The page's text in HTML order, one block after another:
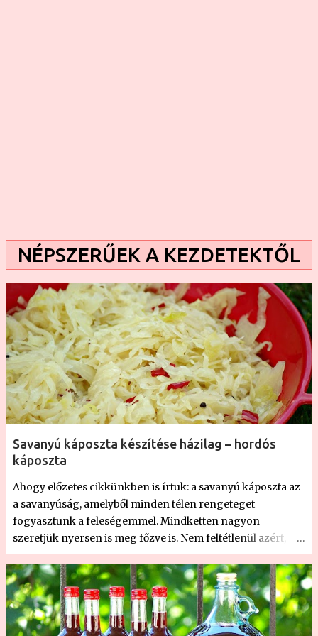
NÉPSZERŰEK A KEZDETEKTŐL
Savanyú káposzta készítése házilag – hordós
káposzta
Ahogy előzetes cikkünkben is írtuk: a savanyú káposzta az
a savanyúság, amelyből minden télen rengeteget
fogyasztunk a feleségemmel. Mindketten nagyon
szeretjük nyersen is meg főzve is. Nem feltétlenül azért,
mert egészséges, mert jóval előbb szerettük, mint hogy
tudtuk volna róla, mennyire egészséges. A bolti változat
viszont egyre drágább, már-már kezdi elérni a rendszeres
fogyasztáshoz a megfizethetetlen szintet, miközben a fejes
káposzta kilónkénti ára a szezon dömpingjében a savanyú